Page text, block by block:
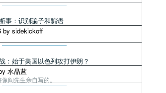
事：识别骗子和骗语
by sidekickoff
：始于美国以色列攻打伊朗？
水晶蓝
阎先生亲自写的。